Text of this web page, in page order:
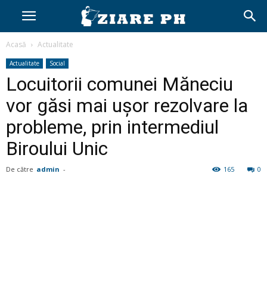
Acasă Actualitate
Actualitate Social
Locuitorii comunei Măneciu
vor găsi mai ușor rezolvare la
probleme, prin intermediul
Biroului Unic
De către admin - 0
165